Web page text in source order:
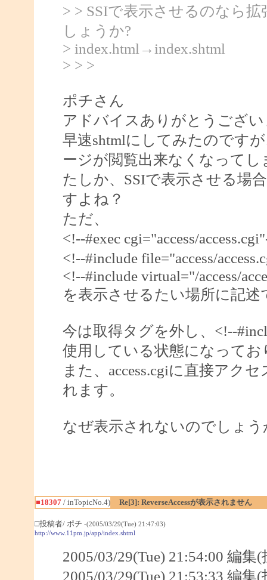
> > SSIで表示させるのなら
しょうか?
> index.html→index.shtml
> > >
ポチさん
アドバイスありがとうござ
早速shtmlにしてみたのです
ージが閲覧出来なくなってし
たしか、SSIで表示させる場
すよね？
ただ、
<!--#exec cgi="access/
<!--#include file="access/
<!--#include virtual="/access/
を表示させるたい場所に記
今は取得タグを外し、<!--
使用している状態になってお
また、access.cgiに直接アク
れます。
なぜ表示されないのでしょう
■18307/ inTopicNo.4) Re[3]: ReverseAccessが表示されません
□投稿者/ ポチ -(2005/03/29(Tue) 21:47:03)
http://www.11pm.jp/app/index.shtml
2005/03/29(Tue) 21:54:00 編集
2005/03/29(Tue) 21:53:33 編集